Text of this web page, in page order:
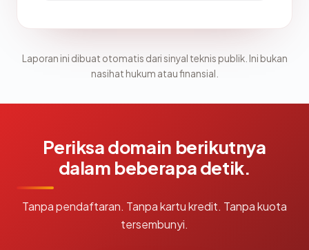
Laporan ini dibuat otomatis dari sinyal teknis publik. Ini bukan
nasihat hukum atau finansial.
Periksa domain berikutnya
dalam beberapa detik.
Tanpa pendaftaran. Tanpa kartu kredit. Tanpa kuota
tersembunyi.